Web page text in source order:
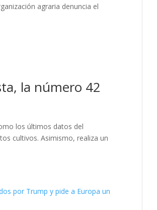
agraria denuncia el
la número 42
los últimos datos del
cultivos. Asimismo, realiza un